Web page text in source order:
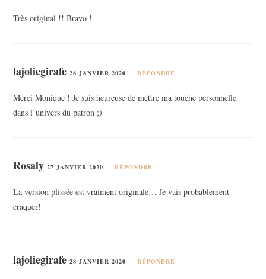
Très original !! Bravo !
lajoliegirafe 28 JANVIER 2020 RÉPONDRE
Merci Monique ! Je suis heureuse de mettre ma touche personnelle
dans l’univers du patron ;)
Rosaly27 JANVIER 2020 RÉPONDRE
La version plissée est vraiment originale… Je vais probablement
craquer!
lajoliegirafe 28 JANVIER 2020 RÉPONDRE